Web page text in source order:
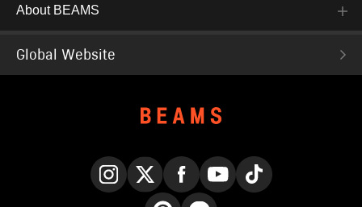
About BEAMS
Global Website